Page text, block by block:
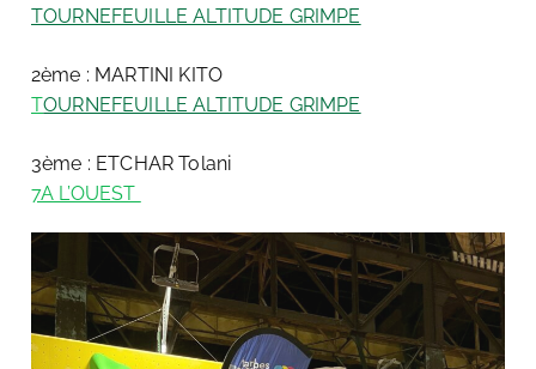
TOURNEFEUILLE ALTITUDE GRIMPE
2ème : MARTINI KITO
TOURNEFEUILLE ALTITUDE GRIMPE
3ème : ETCHAR Tolani
7A L’OUEST